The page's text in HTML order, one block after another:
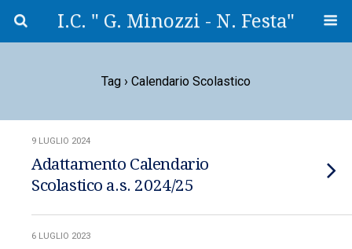
I.C. " G. Minozzi - N. Festa"
Tag › Calendario Scolastico
9 LUGLIO 2024
Adattamento Calendario
Scolastico a.s. 2024/25
6 LUGLIO 2023